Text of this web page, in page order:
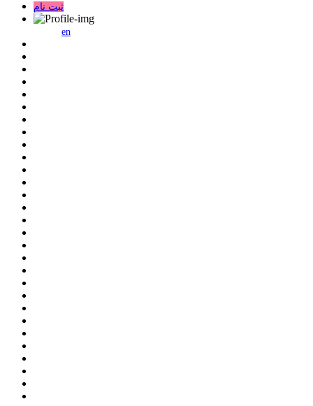
ثبت نام
en